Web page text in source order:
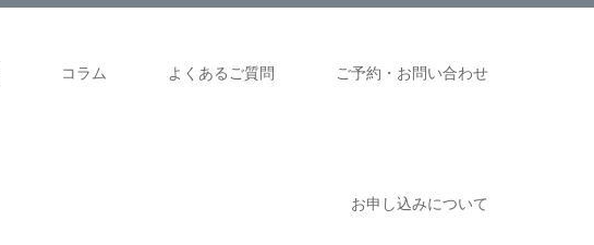
コラム よくあるご質問 ご予約・お問い合わせ
お申し込みについて